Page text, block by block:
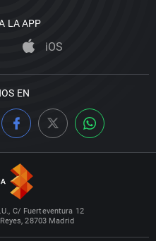
LA APP
iOS
EN
C/ Fuerteventura 12
28703 Madrid